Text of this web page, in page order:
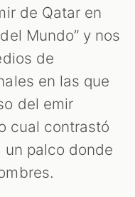
de Qatar en
Mundo” y nos
de
en las que
del emir
cual contrastó
un palco donde